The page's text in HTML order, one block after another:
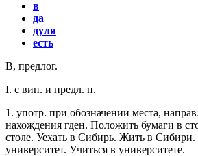
в
да
дуля
есть
В, предлог.
I. с вин. и предл. п.
1. употр. при обозначении места,
нахождения гден. Положить бумаги в
столе. Уехать в Сибирь. Жить в Сибири.
университет. Учиться в университете.